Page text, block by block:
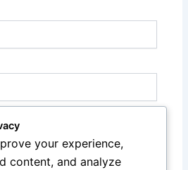
and website in this browser
your experience,
content, and analyze